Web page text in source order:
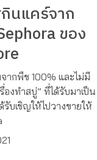
นแคร์จาก
ของ
ากพืช 100% และไม่มี
องทำสบู่” ที่ได้รับมาเป็น
บเชิญให้ไปวางขายให้